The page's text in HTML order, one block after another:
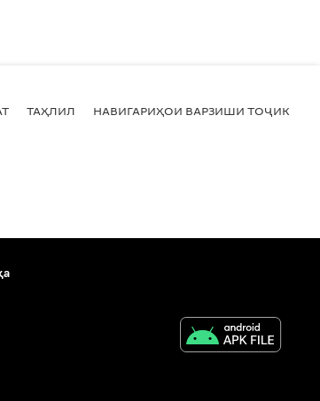
ТАҲЛИЛ НАВИГАРИҲОИ ВАРЗИШИ